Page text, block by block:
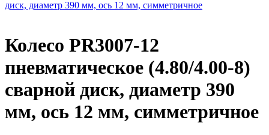
Колесо PR3007-12
пневматическое (4.80/4.00-8)
сварной диск, диаметр 390
мм, ось 12 мм, симметричное